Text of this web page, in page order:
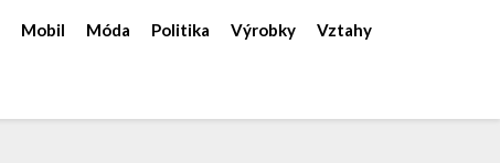
Mobil Móda Politika Výrobky Vztahy